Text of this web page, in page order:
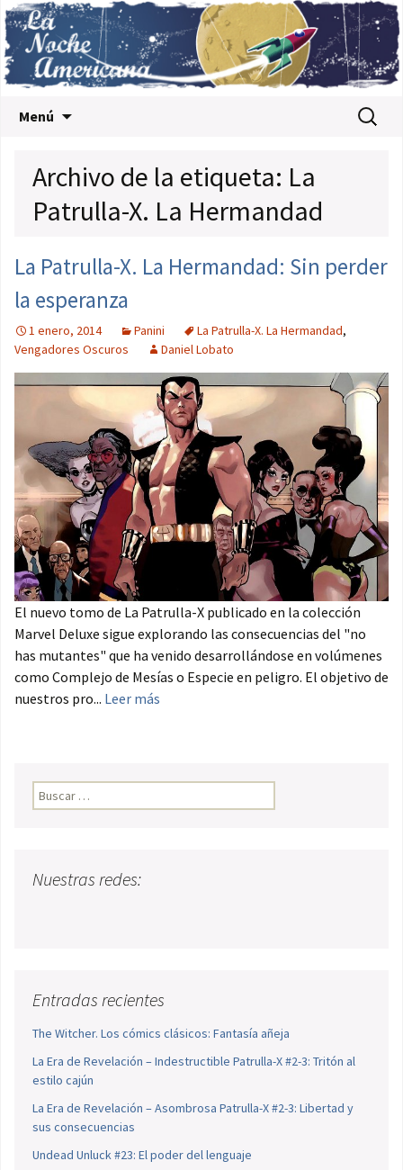
Menú Buscar:
Archivo de la etiqueta: La
Patrulla-X. La Hermandad
La Patrulla-X. La Hermandad: Sin perder
la esperanza
1 enero, 2014 Panini La Patrulla-X. La Hermandad,
Vengadores Oscuros
Daniel Lobato
El nuevo tomo de La Patrulla-X publicado en la colección
Marvel Deluxe sigue explorando las consecuencias del "no
has mutantes" que ha venido desarrollándose en volúmenes
como Complejo de Mesías o Especie en peligro. El objetivo de
nuestros pro... Leer más
Buscar:
Nuestras redes:
Entradas recientes
The Witcher. Los cómics clásicos: Fantasía añeja
La Era de Revelación – Indestructible Patrulla-X #2-3: Tritón al
estilo cajún
La Era de Revelación – Asombrosa Patrulla-X #2-3: Libertad y
sus consecuencias
Undead Unluck #23: El poder del lenguaje